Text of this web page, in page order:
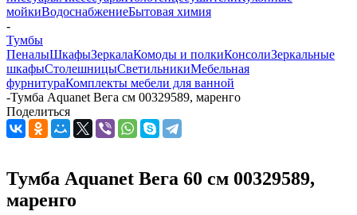
мойкиВодоснабжениеБытовая химия
-
Тумбы
ПеналыШкафыЗеркалаКомоды и полкиКонсолиЗеркальные
шкафыСтолешницыСветильникиМебельная
фурнитураКомплекты мебели для ванной
-Тумба Aquanet Вега см 00329589, маренго
Поделиться
Тумба Aquanet Вега 60 см 00329589,
маренго